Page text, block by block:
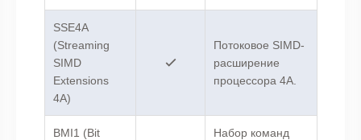
SSE4A
(Streaming
SIMD
Extensions
4A)
Потоковое SIMD-
расширение
процессора 4A.
BMI1 (Bit
Набор команд